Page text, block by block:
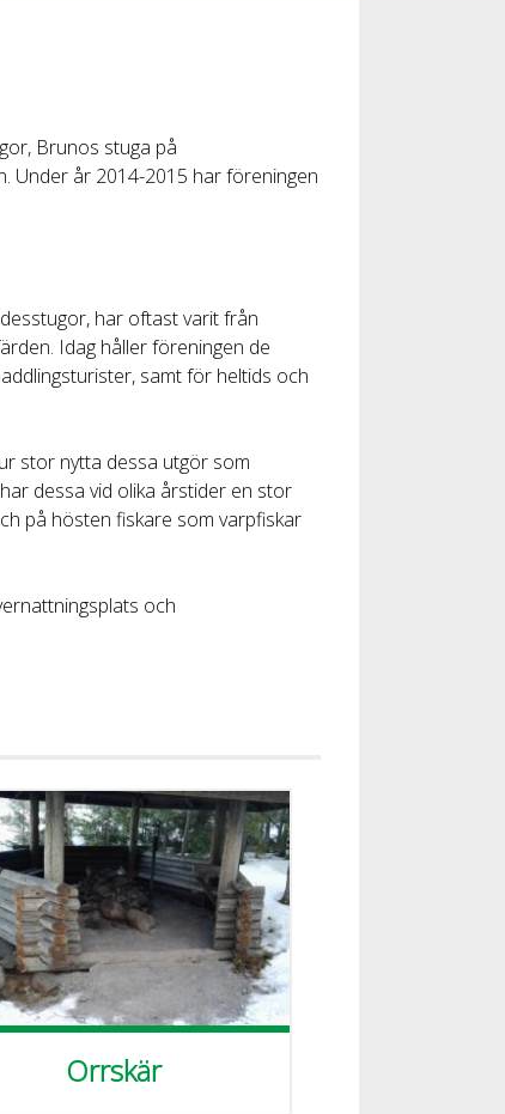
Brunos stuga på
Under år 2014-2015 har föreningen
har oftast varit från
Idag håller föreningen de
samt för heltids och
stor nytta dessa utgör som
dessa vid olika årstider en stor
på hösten fiskare som varpfiskar
och
Orrskär